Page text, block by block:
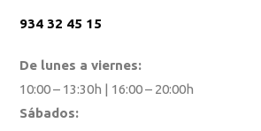
934 32 45 15
De lunes a viernes:
10:00 – 13:30h | 16:00 – 20:00h
Sábados: